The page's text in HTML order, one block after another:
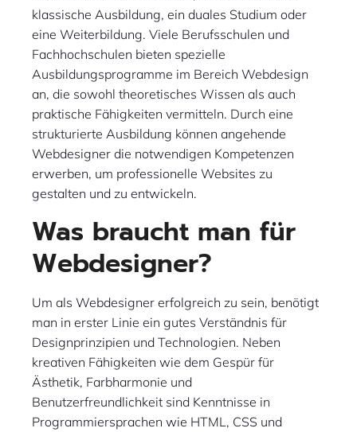
klassische Ausbildung, ein duales Studium oder
eine Weiterbildung. Viele Berufsschulen und
Fachhochschulen bieten spezielle
Ausbildungsprogramme im Bereich Webdesign
an, die sowohl theoretisches Wissen als auch
praktische Fähigkeiten vermitteln. Durch eine
strukturierte Ausbildung können angehende
Webdesigner die notwendigen Kompetenzen
erwerben, um professionelle Websites zu
gestalten und zu entwickeln.
Was braucht man für
Webdesigner?
Um als Webdesigner erfolgreich zu sein, benötigt
man in erster Linie ein gutes Verständnis für
Designprinzipien und Technologien. Neben
kreativen Fähigkeiten wie dem Gespür für
Ästhetik, Farbharmonie und
Benutzerfreundlichkeit sind Kenntnisse in
Programmiersprachen wie HTML, CSS und